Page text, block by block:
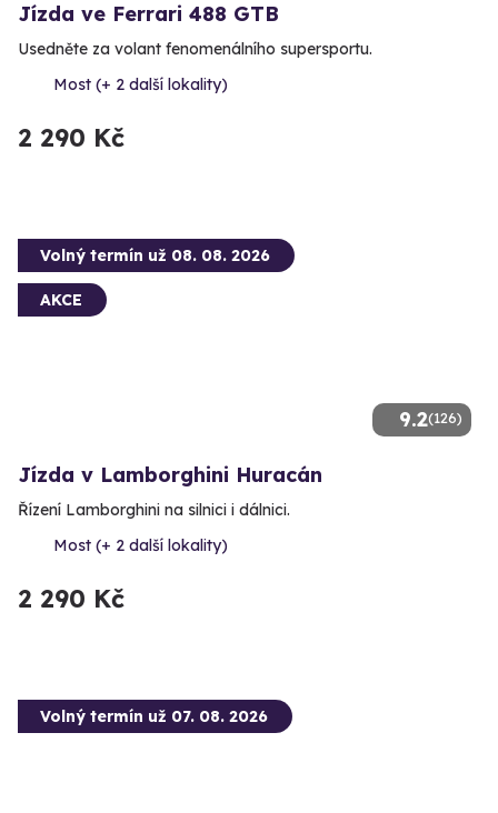
Jízda ve Ferrari 488 GTB
Usedněte za volant fenomenálního supersportu.
Most (+ 2 další lokality)
2 290 Kč
9.2(126)
Volný termín už 08. 08. 2026
AKCE
Jízda v Lamborghini Huracán
Řízení Lamborghini na silnici i dálnici.
Most (+ 2 další lokality)
2 290 Kč
Volný termín už 07. 08. 2026